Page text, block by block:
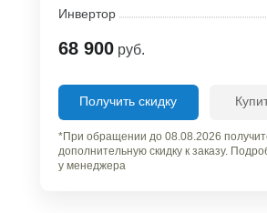
Инвертор
68 900 руб.
Получить скидку
*При обращении до 08.08.2026
дополнительную скидку к заказу.
у менеджера